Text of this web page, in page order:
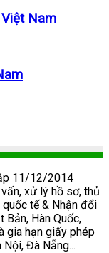
Nam
11/12/2014
xử lý hồ sơ, thủ
tế & Nhận đổi
Bản, Hàn Quốc,
gia hạn giấy phép
Đà Nẵng...